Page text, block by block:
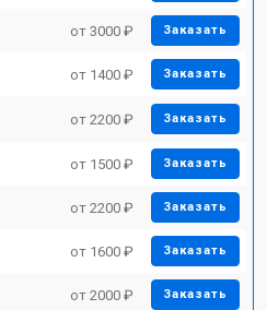
от 3000 ₽ Заказать
от 1400 ₽ Заказать
от 2200 ₽ Заказать
от 1500 ₽ Заказать
от 2200 ₽ Заказать
от 1600 ₽ Заказать
от 2000 ₽ Заказать